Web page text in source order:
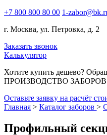
+7 800 800 80 00 1-
г. Москва, ул. Петровка, д. 2
Заказать звонок
Калькулятор
Хотите купить дешево?
ПРОИЗВОДСТВО
Оставьте заявку на расчёт
Главная > Каталог заборов >
Профильный